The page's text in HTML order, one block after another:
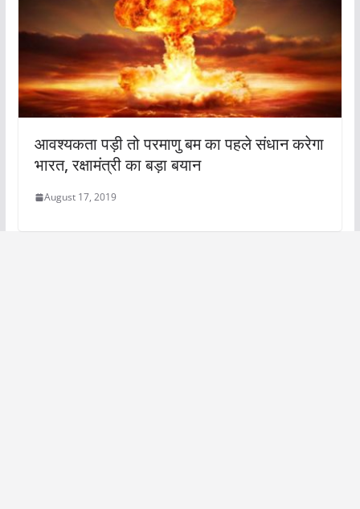
आवश्यकता पड़ी तो परमाणु बम का पहले संधान करेगा
भारत, रक्षामंत्री का बड़ा बयान
August 17, 2019